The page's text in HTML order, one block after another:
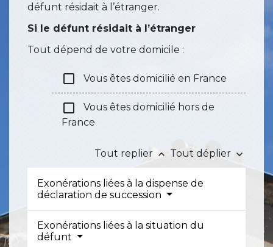
défunt résidait à l’étranger.
Si le défunt résidait à l’étranger
Tout dépend de votre domicile :
check_box_outline_blank Vous êtes domicilié en France
check_box_outline_blank
Vous êtes domicilié hors de
France
Tout replier keyboard_arrow_up Tout déplier keyboard_arrow_down
Exonérations liées à la dispense de
déclaration de succession
Exonérations liées à la situation du
défunt